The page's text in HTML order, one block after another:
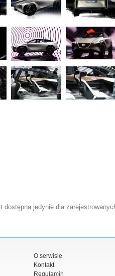
dostępna jedynie dla
O serwisie
Kontakt
Regulamin